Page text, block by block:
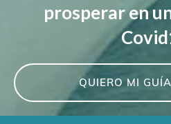
prosperar en
QUIERO MI